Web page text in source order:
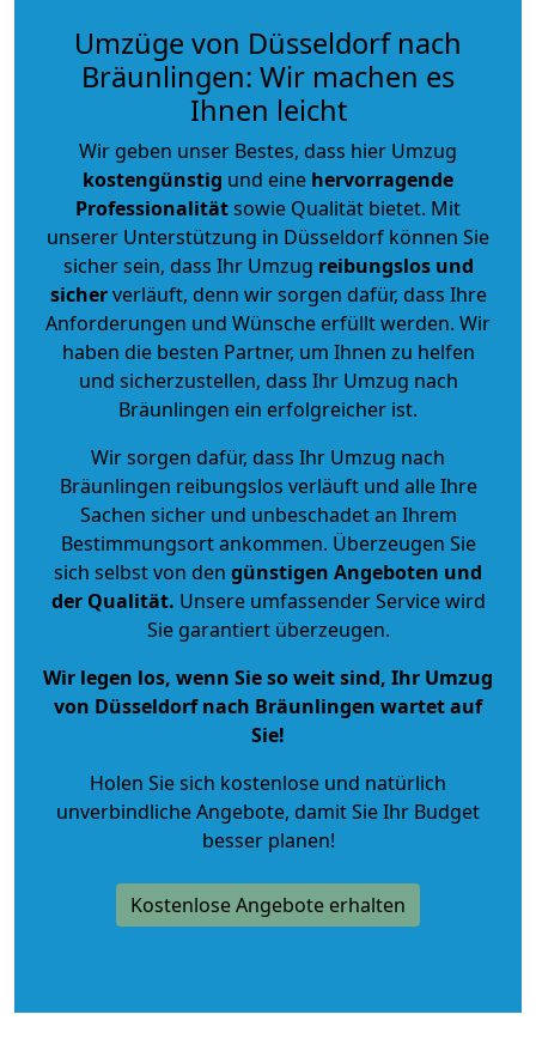
Umzüge von Düsseldorf nach
Bräunlingen: Wir machen es
Ihnen leicht
Wir geben unser Bestes, dass hier Umzug
kostengünstig und eine hervorragende
Professionalitätsowie Qualität bietet. Mit
unserer Unterstützung in Düsseldorf können Sie
sicher sein, dass Ihr Umzug reibungslos und
sicherverläuft, denn wir sorgen dafür, dass Ihre
Anforderungen und Wünsche erfüllt werden. Wir
haben die besten Partner, um Ihnen zu helfen
und sicherzustellen, dass Ihr Umzug nach
Bräunlingen ein erfolgreicher ist.
Wir sorgen dafür, dass Ihr Umzug nach
Bräunlingen reibungslos verläuft und alle Ihre
Sachen sicher und unbeschadet an Ihrem
Bestimmungsort ankommen. Überzeugen Sie
sich selbst von den günstigen Angeboten und
der Qualität. Unsere umfassender Service wird
Sie garantiert überzeugen.
Wir legen los, wenn Sie so weit sind, Ihr Umzug
von Düsseldorf nach Bräunlingen wartet auf
Sie!
Holen Sie sich kostenlose und natürlich
unverbindliche Angebote, damit Sie Ihr Budget
besser planen!
Kostenlose Angebote erhalten